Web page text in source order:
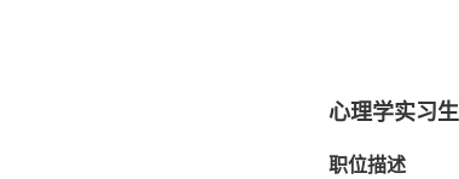
心理学实习生
职位描述